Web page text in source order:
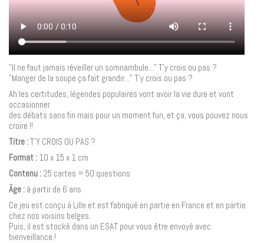
"Il ne faut jamais réveiller un somnambule..." T'y crois ou pas ?
"Manger de la soupe ça fait grandir..." T'y crois ou pas ?
Ah les certitudes, légendes populaires vont avoir la vie dure et vont
occasionner
des débats sans fin mais pour un moment fun, et ça, vous pouvez nous
croire !!
Titre :T'Y CROIS OU PAS ?
Format : 10 x 15 x 1 cm
Contenu : 25 cartes = 50 questions
Âge : à partir de 6 ans
Ce jeu est conçu à Lille et est fabriqué en partie en France et en partie
chez nos voisins belges.
Puis, il est stocké dans un ESAT pour vous être envoyé avec
bienveillance !